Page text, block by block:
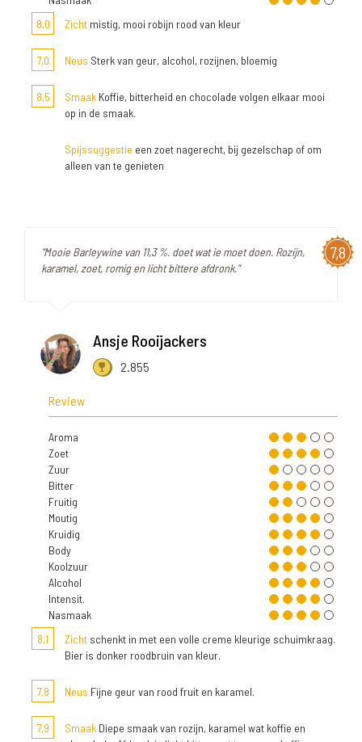
8,0
Zicht mistig, mooi robijn rood van kleur
7,0 Neus Sterk van geur, alcohol, rozijnen, bloemig
8,5 Smaak Koffie, bitterheid en chocolade volgen elkaar mooi
op in de smaak.
Spijssuggestie een zoet nagerecht, bij gezelschap of om
alleen van te genieten
7,8
"Mooie Barleywine van 11,3 %. doet wat ie moet doen. Rozijn,
karamel, zoet, romig en licht bittere afdronk."
Ansje Rooijackers
2.855
Review
Aroma
Zoet
Zuur
Bitter
Fruitig
Moutig
Kruidig
Body
Koolzuur
Alcohol
Intensit.
Nasmaak
8,1
Zicht schenkt in met een volle creme kleurige schuimkraag.
Bier is donker roodbruin van kleur.
7,8 Neus Fijne geur van rood fruit en karamel.
7,9 Smaak Diepe smaak van rozijn, karamel wat koffie en